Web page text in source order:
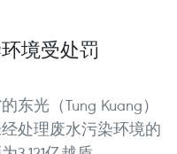
境受处罚
光（Tung Kuang）
处理废水污染环境的